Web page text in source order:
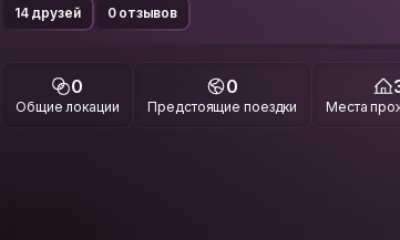
14 друзей 0 отзывов
0
Общие локации
0
Предстоящие поездки Места